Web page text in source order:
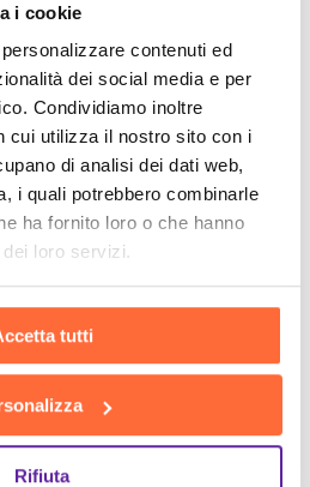
i cookie
contenuti ed
dei social media e per
Condividiamo inoltre
cui utilizza il nostro sito con i
di analisi dei dati web,
i quali potrebbero combinarle
ha fornito loro o che hanno
loro servizi.
tutti
Rifiuta